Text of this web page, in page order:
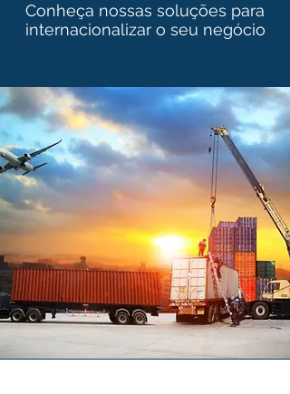
Conheça nossas soluções para
internacionalizar o seu negócio